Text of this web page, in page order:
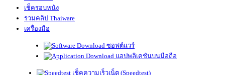
เช็ครอบหนัง
รวมคลิป Thaiware
เครื่องมือ
ซอฟต์แวร์
แอปพลิเคชันบนมือถือ
เช็คความเร็วเน็ต (Speedtest)